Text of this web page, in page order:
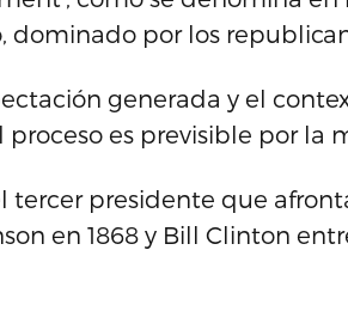
dominado por los
generada y el
es previsible por la
tercer presidente que
en 1868 y Bill Clinton